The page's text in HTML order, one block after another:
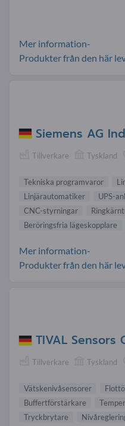
Mer information-
Produkter från den här
Siemens AG
Tillverkare Tyskland
Tekniska programvaror
Linjärautomatiker
UPS-
CNC-styrningar
Beröringsfria lägeskopplare
Mer information-
Produkter från den här
TIVAL Sensors
Tillverkare Tyskland
Vätskenivåsensorer
Buffertförstärkare
Tryckbrytare